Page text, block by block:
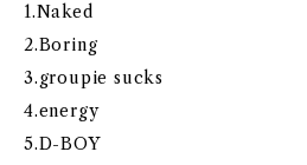
1.Naked
2.Boring
3.groupie sucks
4.energy
5.D-BOY